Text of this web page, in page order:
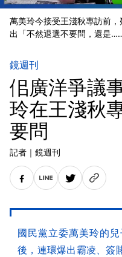
萬美玲今接受王淺秋專訪前
出「不然退選不要問，還是
鏡週刊
佀廣洋爭議
玲在王淺秋
要問
記者 ｜ 鏡週刊
國民黨立委萬美玲的
後，連環爆出霸凌、簽